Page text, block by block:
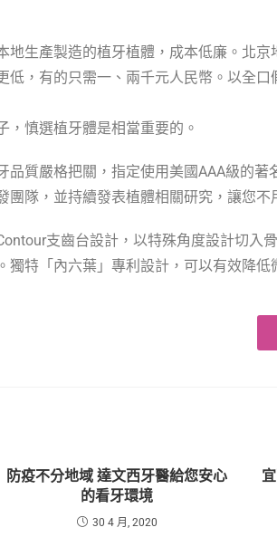
地生產製造的植牙植體，成本低廉。北
低，有的只需一、兩千元人民幣。以全
，慎選植牙體是相當重要的。
質嚴格把關，指定使用美國AAA級的著
團隊，並持續發表植體相關研究，讓您不
支齒台設計，以特殊角度設計切入
特「內六葉」專利設計，可以有效降低
防疫不分地域 達文西牙醫給您安心
的看牙環境
30 4 月, 2020